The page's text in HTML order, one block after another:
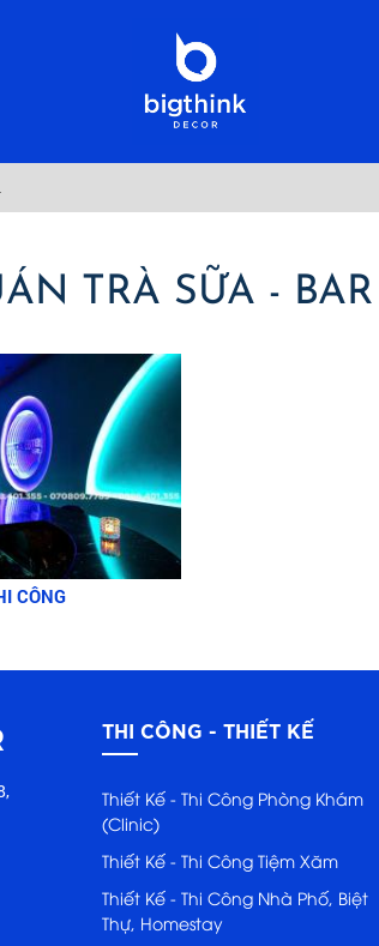
TRÀ SỮA -
CÔNG
THI CÔNG - THIẾT KẾ
Thiết Kế - Thi Công Phòng Khám
(Clinic)
Thiết Kế - Thi Công Tiệm Xăm
Thiết Kế - Thi Công Nhà Phố, Biệt
Thự, Homestay